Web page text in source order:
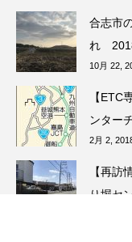
合志市
れ
10月 22,
【ETC
ンター
2月 2,
【再訪
り堀セ